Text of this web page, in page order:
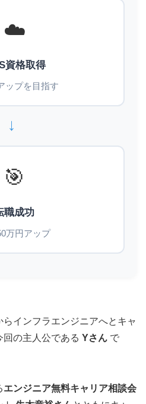
☁️
資格取得
ップを目指す
→
🎯
職成功
万円アップ
インフラエンジニアへとキャ
回の主人公である Yさん で
エンジニア無料キャリア相談会